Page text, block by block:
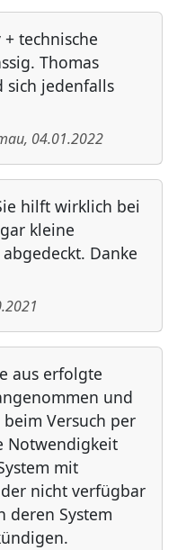
technische
Thomas
sich jedenfalls
, 04.01.2022
hilft wirklich bei
kleine
Danke
aus erfolgte
und
Versuch per
Notwendigkeit
mit
nicht verfügbar
deren System